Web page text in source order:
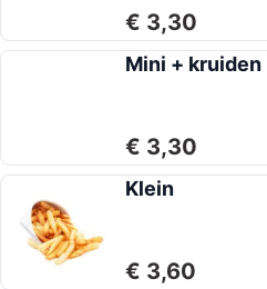
€ 3,30
Mini + kruiden
€ 3,30
Klein
€ 3,60